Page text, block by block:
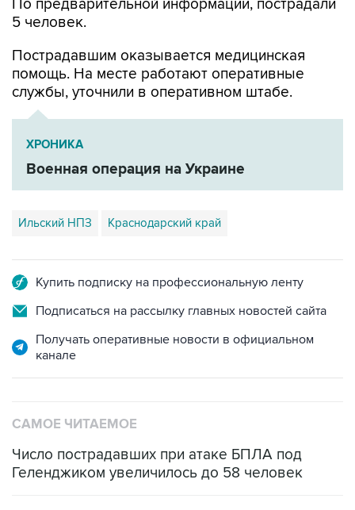
По предварительной информации, пострадали
5 человек.
Пострадавшим оказывается медицинская
помощь. На месте работают оперативные
службы, уточнили в оперативном штабе.
ХРОНИКА
Военная операция на Украине
Ильский НПЗ Краснодарский край
Купить подписку на профессиональную ленту
Подписаться на рассылку главных новостей сайта
Получать оперативные новости в официальном
канале
САМОЕ ЧИТАЕМОЕ
Число пострадавших при атаке БПЛА под
Геленджиком увеличилось до 58 человек